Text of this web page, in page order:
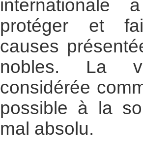
internationale
protéger et
causes
nobles. La
considérée
possible à la
mal absolu.